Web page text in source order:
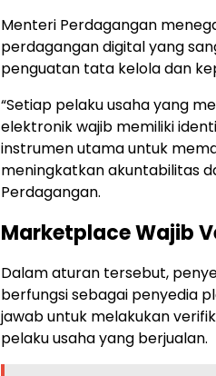
Menteri Perdagangan
perdagangan digital yang
penguatan tata kelola dan
“Setiap pelaku usaha yang
elektronik wajib memiliki
instrumen utama untuk
meningkatkan akuntabilitas
Perdagangan.
Marketplace Wajib
Dalam aturan tersebut,
berfungsi sebagai penyedia
jawab untuk melakukan
pelaku usaha yang berjualan.